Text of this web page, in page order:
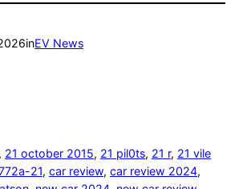
inEV News
21 october 2015, 21 pil0ts, 21 r, 21 vile
21, car review, car review 2024